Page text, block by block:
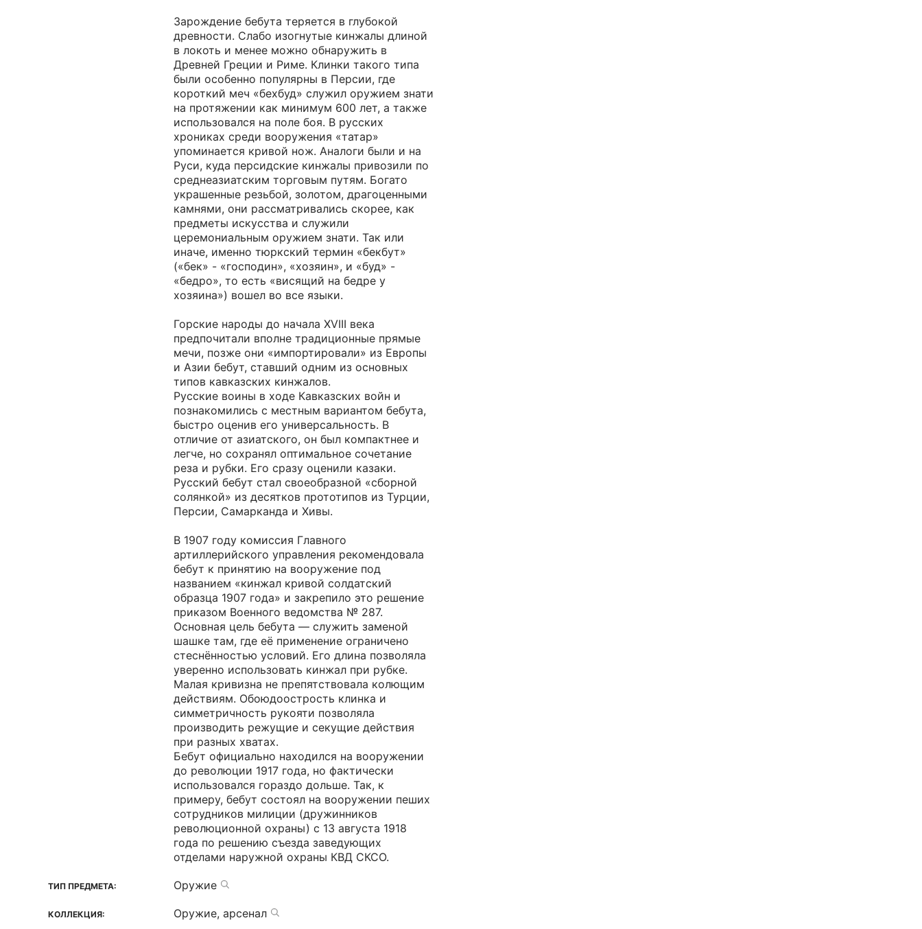
Зарождение бебута теряется в глубокой
древности. Слабо изогнутые кинжалы длиной
в локоть и менее можно обнаружить в
Древней Греции и Риме. Клинки такого типа
были особенно популярны в Персии, где
короткий меч «бехбуд» служил оружием знати
на протяжении как минимум 600 лет, а также
использовался на поле боя. В русских
хрониках среди вооружения «татар»
упоминается кривой нож. Аналоги были и на
Руси, куда персидские кинжалы привозили по
среднеазиатским торговым путям. Богато
украшенные резьбой, золотом, драгоценными
камнями, они рассматривались скорее, как
предметы искусства и служили
церемониальным оружием знати. Так или
иначе, именно тюркский термин «бекбут»
(«бек» - «господин», «хозяин», и «буд» -
«бедро», то есть «висящий на бедре у
хозяина») вошел во все языки.
Горские народы до начала XVIII века
предпочитали вполне традиционные прямые
мечи, позже они «импортировали» из Европы
и Азии бебут, ставший одним из основных
типов кавказских кинжалов.
Русские воины в ходе Кавказских войн и
познакомились с местным вариантом бебута,
быстро оценив его универсальность. В
отличие от азиатского, он был компактнее и
легче, но сохранял оптимальное сочетание
реза и рубки. Его сразу оценили казаки.
Русский бебут стал своеобразной «сборной
солянкой» из десятков прототипов из Турции,
Персии, Самарканда и Хивы.
В 1907 году комиссия Главного
артиллерийского управления рекомендовала
бебут к принятию на вооружение под
названием «кинжал кривой солдатский
образца 1907 года» и закрепило это решение
приказом Военного ведомства № 287.
Основная цель бебута — служить заменой
шашке там, где её применение ограничено
стеснённостью условий. Его длина позволяла
уверенно использовать кинжал при рубке.
Малая кривизна не препятствовала колющим
действиям. Обоюдоострость клинка и
симметричность рукояти позволяла
производить режущие и секущие действия
при разных хватах.
Бебут официально находился на вооружении
до революции 1917 года, но фактически
использовался гораздо дольше. Так, к
примеру, бебут состоял на вооружении пеших
сотрудников милиции (дружинников
революционной охраны) с 13 августа 1918
года по решению съезда заведующих
отделами наружной охраны КВД СКСО.
ТИП ПРЕДМЕТА: Оружие
КОЛЛЕКЦИЯ: Оружие, арсенал